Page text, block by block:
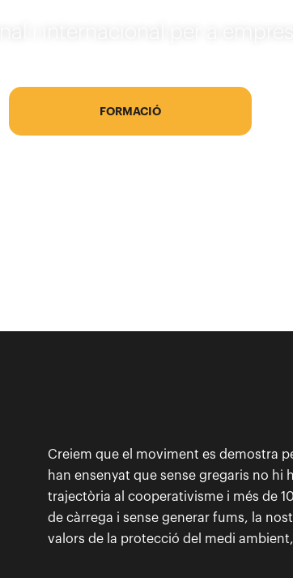
FORMACIÓ
Creiem que el moviment es demostra
han ensenyat que sense gregaris no hi
trajectòria al cooperativisme i més de
de càrrega i sense generar fums, la
valors de la protecció del medi